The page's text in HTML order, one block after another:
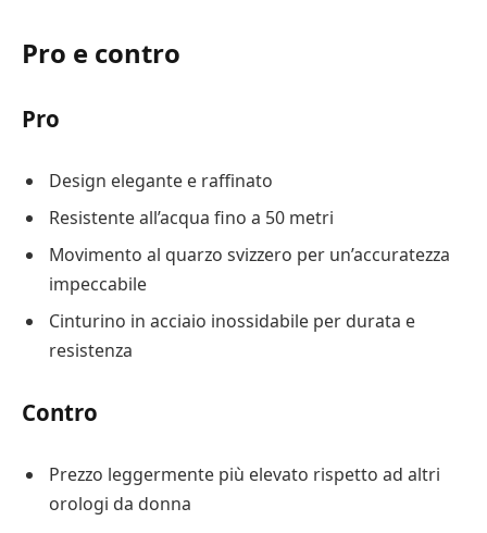
Pro e contro
Pro
Design elegante e raffinato
Resistente all’acqua fino a 50 metri
Movimento al quarzo svizzero per un’accuratezza
impeccabile
Cinturino in acciaio inossidabile per durata e
resistenza
Contro
Prezzo leggermente più elevato rispetto ad altri
orologi da donna